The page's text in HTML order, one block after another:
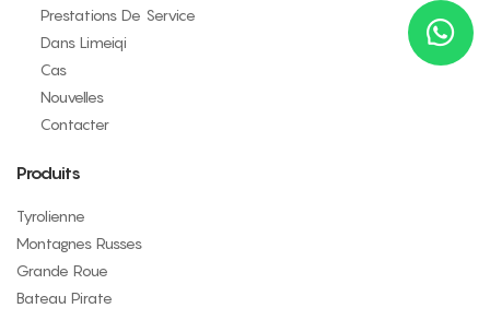
Prestations De Service
Dans Limeiqi
Cas
Nouvelles
Contacter
Produits
Tyrolienne
Montagnes Russes
Grande Roue
Bateau Pirate